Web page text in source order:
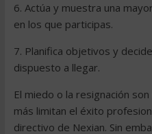
6. Actúa y muestra una
en los que participas.
7. Planifica objetivos y
dispuesto a llegar.
El miedo o la resignación
más limitan el éxito
directivo de Nexian. Sin